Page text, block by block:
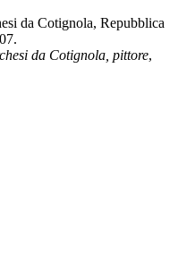
da Cotignola, Repubblica
da Cotignola, pittore,